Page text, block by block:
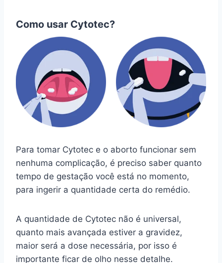
Como usar Cytotec?
Para tomar Cytotec e o aborto funcionar sem
nenhuma complicação, é preciso saber quanto
tempo de gestação você está no momento,
para ingerir a quantidade certa do remédio.
A quantidade de Cytotec não é universal,
quanto mais avançada estiver a gravidez,
maior será a dose necessária, por isso é
importante ficar de olho nesse detalhe.